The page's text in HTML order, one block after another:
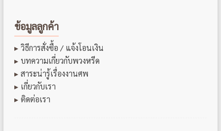
ข้อมูลลูกค้า
วิธีการสั่งซื้อ / แจ้งโอนเงิน
บทความเกี่ยวกับพวงหรีด
สาระน่ารู้เรื่องงานศพ
เกี่ยวกับเรา
ติดต่อเรา